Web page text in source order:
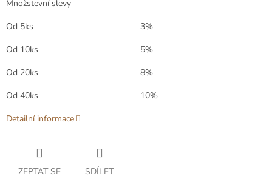
Množstevní slevy
Od 5ks
3%
Od 10ks
5%
Od 20ks
8%
Od 40ks
10%
Detailní informace
ZEPTAT SE SDÍLET